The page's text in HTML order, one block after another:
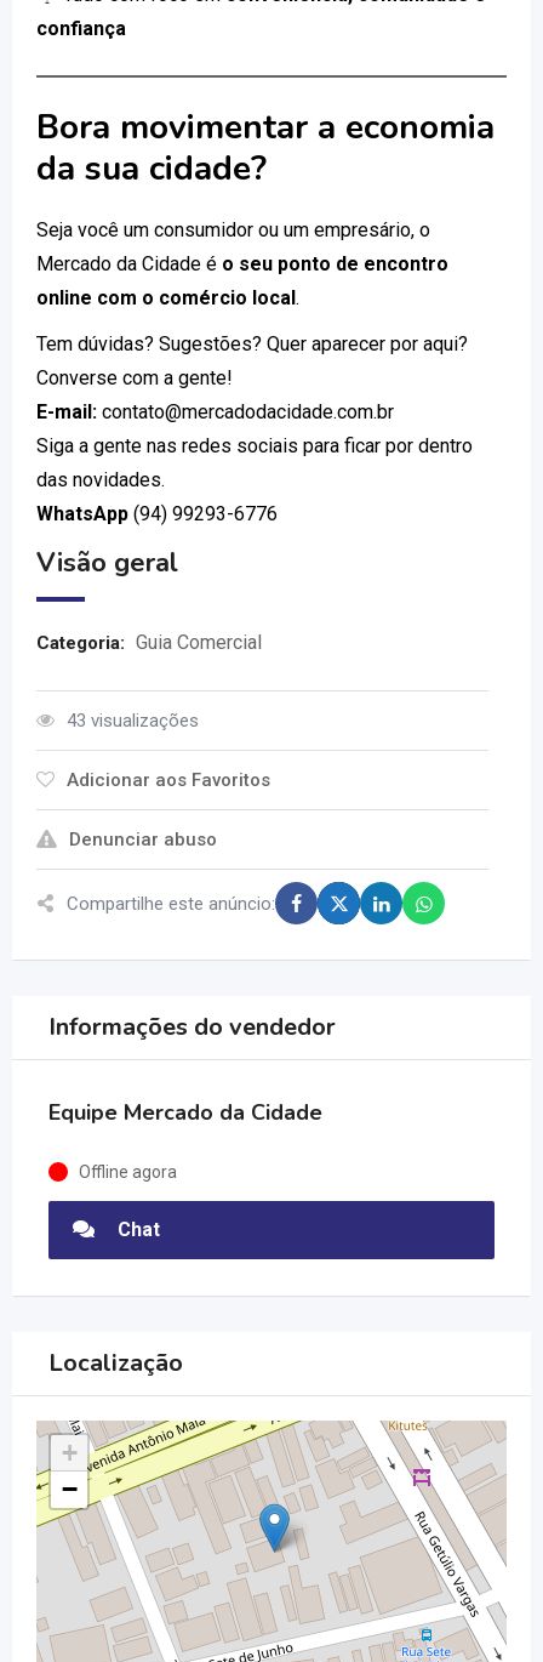
confiança
Bora movimentar a economia
da sua cidade?
Seja você um consumidor ou um empresário, o
Mercado da Cidade é o seu ponto de encontro
online com o comércio local.
Tem dúvidas? Sugestões? Quer aparecer por aqui?
Converse com a gente!
E-mail: contato@mercadodacidade.com.br
Siga a gente nas redes sociais para ficar por dentro
das novidades.
WhatsApp (94) 99293-6776
Visão geral
Categoria: Guia Comercial
43 visualizações
Adicionar aos Favoritos
Denunciar abuso
Compartilhe este anúncio:
Informações do vendedor
Equipe Mercado da Cidade
Offline agora
Chat
Localização
+
−